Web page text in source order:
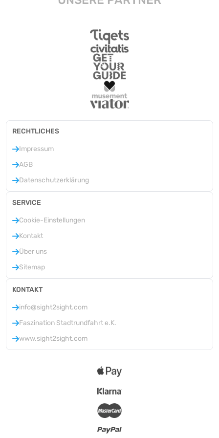
RECHTLICHES
Impressum
AGB
Datenschutzerklärung
SERVICE
Cookie-Einstellungen
Kontakt
Über uns
Sitemap
KONTAKT
info@sight2sight.com
Faszination Stadtrundfahrt e.K.
www.sight2sight.com